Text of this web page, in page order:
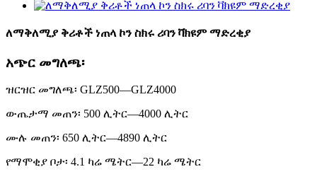
ለማቅለሚያ ቅሪቶች ነጠላ ኮን ስክሩ ሪባን ቫክዩም ማድረቂያ
አጭር መግለጫ፡
ዝርዝር መግለጫ፡ GLZ500—GLZ4000
ውጤታማ መጠን፡ 500 ሊትር—4000 ሊትር
ሙሉ መጠን፡ 650 ሊትር—4890 ሊትር
የማሞቂያ ቦታ፡ 4.1 ካሬ ሜትር—22 ካሬ ሜትር